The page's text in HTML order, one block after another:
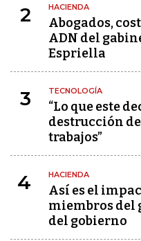
2 HACIENDA
Abogados,
ADN del
Espriella
3 TECNOLOGÍA
“Lo que este
destrucción
trabajos”
4 HACIENDA
Así es el
miembros del
del gobierno